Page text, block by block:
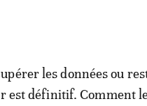
les données ou
est définitif. Comment